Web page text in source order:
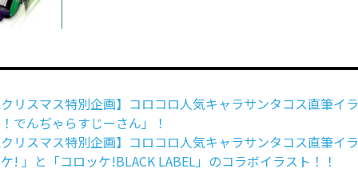
リスマス特別企画】コロコロ人気キャラサンタコス直筆イ
んぢゃらすじーさん」！
リスマス特別企画】コロコロ人気キャラサンタコス直筆イ
」と「コロッケ!BLACK LABEL」のコラボイラスト！！